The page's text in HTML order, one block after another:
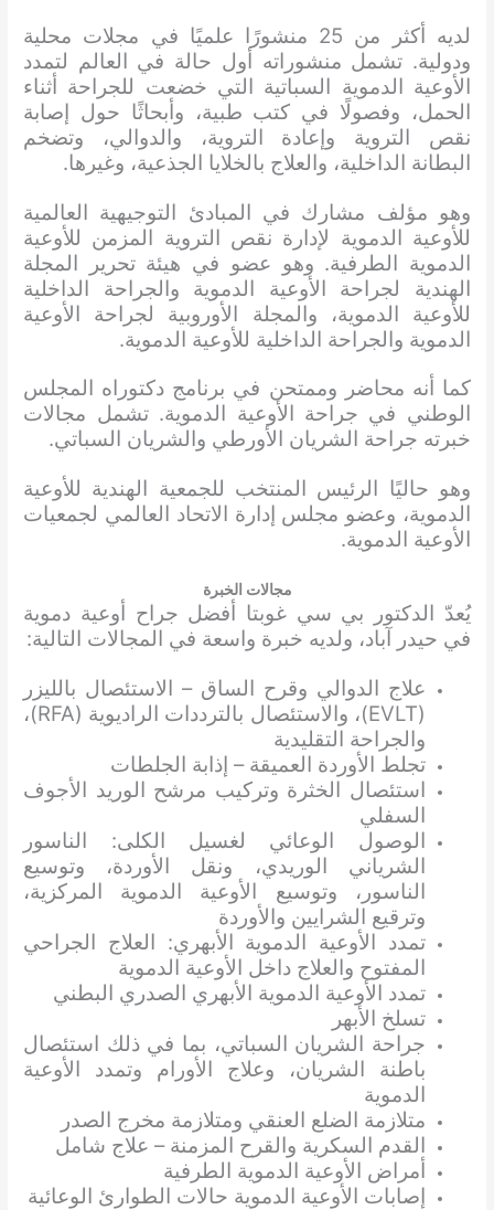
لديه أكثر من 25 منشورًا علميًا في مجلات محلية
ودولية. تشمل منشوراته أول حالة في العالم لتمدد
الأوعية الدموية السباتية التي خضعت للجراحة أثناء
الحمل، وفصولًا في كتب طبية، وأبحاثًا حول إصابة
نقص التروية وإعادة التروية، والدوالي، وتضخم
البطانة الداخلية، والعلاج بالخلايا الجذعية، وغيرها.
وهو مؤلف مشارك في المبادئ التوجيهية العالمية
للأوعية الدموية لإدارة نقص التروية المزمن للأوعية
الدموية الطرفية. وهو عضو في هيئة تحرير المجلة
الهندية لجراحة الأوعية الدموية والجراحة الداخلية
للأوعية الدموية، والمجلة الأوروبية لجراحة الأوعية
الدموية والجراحة الداخلية للأوعية الدموية.
كما أنه محاضر وممتحن في برنامج دكتوراه المجلس
الوطني في جراحة الأوعية الدموية. تشمل مجالات
خبرته جراحة الشريان الأورطي والشريان السباتي.
وهو حاليًا الرئيس المنتخب للجمعية الهندية للأوعية
الدموية، وعضو مجلس إدارة الاتحاد العالمي لجمعيات
الأوعية الدموية.
مجالات الخبرة
يُعدّ الدكتور بي سي غوبتا أفضل جراح أوعية دموية
في حيدر آباد، ولديه خبرة واسعة في المجالات التالية:
علاج الدوالي وقرح الساق – الاستئصال بالليزر
(EVLT)، والاستئصال بالترددات الراديوية (RFA)،
والجراحة التقليدية
تجلط الأوردة العميقة – إذابة الجلطات
استئصال الخثرة وتركيب مرشح الوريد الأجوف
السفلي
الوصول الوعائي لغسيل الكلى: الناسور
الشرياني الوريدي، ونقل الأوردة، وتوسيع
الناسور، وتوسيع الأوعية الدموية المركزية،
وترقيع الشرايين والأوردة
تمدد الأوعية الدموية الأبهري: العلاج الجراحي
المفتوح والعلاج داخل الأوعية الدموية
تمدد الأوعية الدموية الأبهري الصدري البطني
تسلخ الأبهر
جراحة الشريان السباتي، بما في ذلك استئصال
باطنة الشريان، وعلاج الأورام وتمدد الأوعية
الدموية
متلازمة الضلع العنقي ومتلازمة مخرج الصدر
القدم السكرية والقرح المزمنة – علاج شامل
أمراض الأوعية الدموية الطرفية
إصابات الأوعية الدموية حالات الطوارئ الوعائية